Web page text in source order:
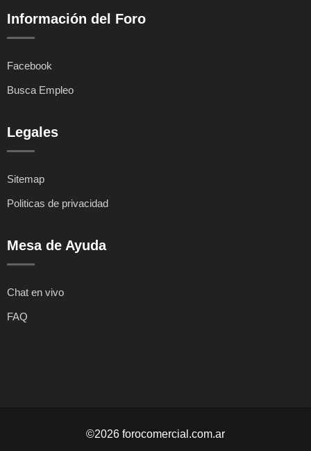
Información del Foro
Facebook
Busca Empleo
Legales
Sitemap
Politicas de privacidad
Mesa de Ayuda
Chat en vivo
FAQ
©2026 forocomercial.com.ar